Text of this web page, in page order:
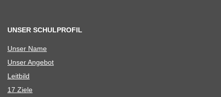
UNSER SCHULPROFIL
Unser Name
Unser Ange­bot
Leit­bild
17 Ziele